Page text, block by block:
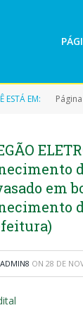
ESTÁ EM:
em
ON 28 DE